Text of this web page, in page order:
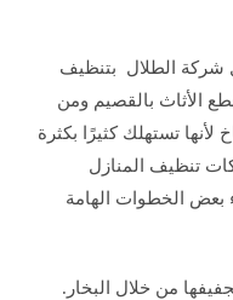
شركة الطلال بتنظيف
الأثاث بالقصيم ومن
لأنها تستهلك كثيرًا بكثرة
تنظيف المنازل
بعض الخطوات الهامة
من خلال البخار.